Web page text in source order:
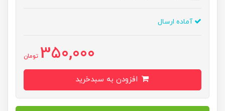
آماده ارسال
350,000 تومان